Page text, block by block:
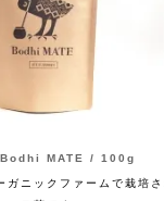
MATE / 100g
ガニックファームで栽培さ